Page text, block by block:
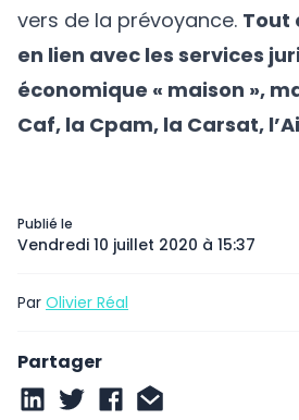
Publié le
Vendredi 10 juillet 2020 à 15:37
Par Olivier Réal
Partager
vers de la prévoyance. Tout
en lien avec les services
économique « maison »,
Caf, la Cpam, la Carsat,